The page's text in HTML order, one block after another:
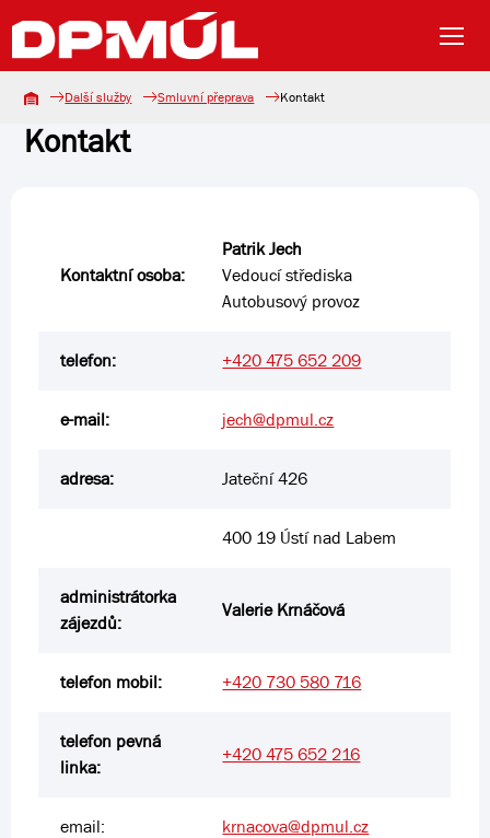
Další služby Smluvní přeprava Kontakt
Kontakt
Kontaktní osoba:
Patrik Jech
Vedoucí střediska
Autobusový provoz
telefon: +420 475 652 209
e-mail: jech@dpmul.cz
adresa: Jateční 426
400 19 Ústí nad Labem
administrátorka
zájezdů:
Valerie Krnáčová
telefon mobil: +420 730 580 716
telefon pevná
linka:
+420 475 652 216
email: krnacova@dpmul.cz